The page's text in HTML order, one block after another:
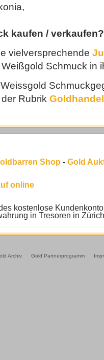
kaufen / verkaufen?
vielversprechende
Schmuck in
Rubrik Goldhandel
Shop - Gold
online
kostenlose
in Tresoren in
Archiv Gold Partnerprogramm